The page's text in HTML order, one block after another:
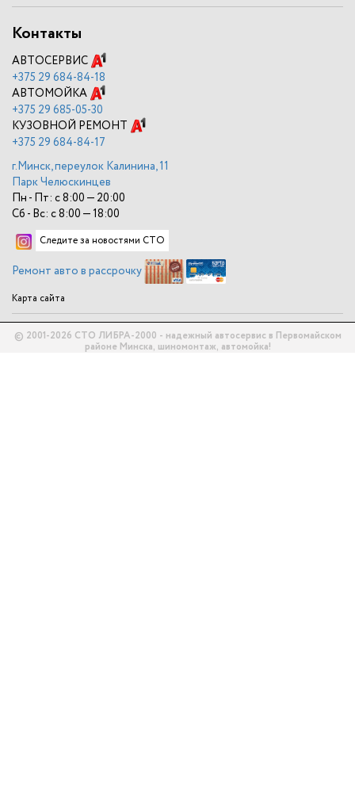
Контакты
АВТОСЕРВИС
+375 29 684-84-18
АВТОМОЙКА
+375 29 685-05-30
КУЗОВНОЙ РЕМОНТ
+375 29 684-84-17
г.Минск, переулок Калинина, 11
Парк Челюскинцев
Пн - Пт: с 8:00 — 20:00
Сб - Вс: с 8:00 — 18:00
Следите за новостями СТО
Ремонт авто в рассрочку
Карта сайта
© 2001-2026 СТО ЛИБРА-2000 - надежный автосервис в Первомайском
районе Минска, шиномонтаж, автомойка!